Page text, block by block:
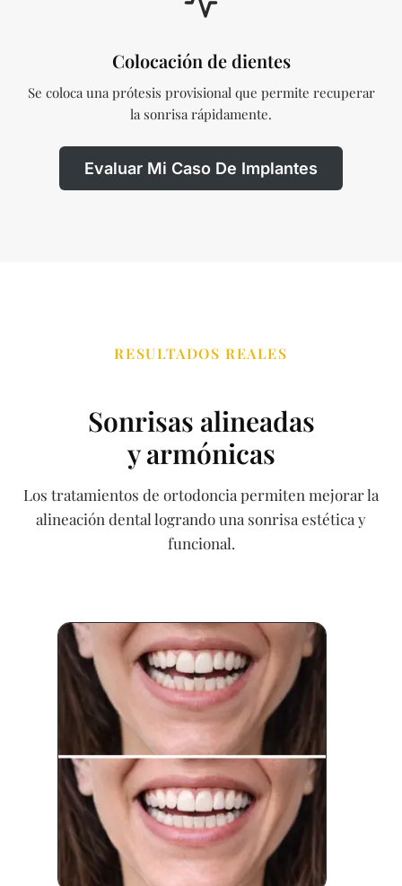
Colocación de dientes
Se coloca una prótesis provisional que permite recuperar
la sonrisa rápidamente.
Evaluar Mi Caso De Implantes
RESULTADOS REALES
Sonrisas alineadas
y armónicas
Los tratamientos de ortodoncia permiten mejorar la
alineación dental logrando una sonrisa estética y
funcional.